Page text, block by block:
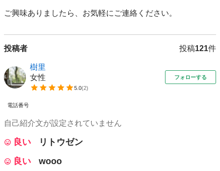
ご興味ありましたら、お気軽にご連絡ください。
投稿者 投稿121件
樹里
女性
5.0(2)
フォローする
電話番号
自己紹介文が設定されていません
良い
リトウゼン
良い
wooo